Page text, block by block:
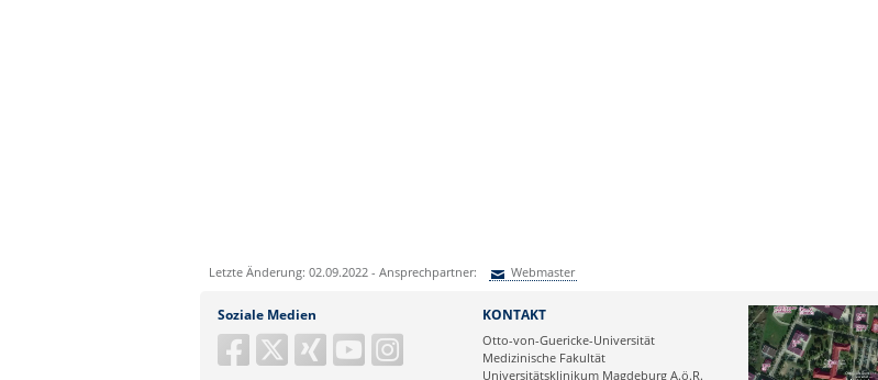
Letzte Änderung: 02.09.2022 - Ansprechpartner: Webmaster
Ihre E-Mailadresse:
Soziale Medien KONTAKT
Otto-von-Guericke-Universität
Medizinische Fakultät
Universitätsklinikum Magdeburg A.ö.R.